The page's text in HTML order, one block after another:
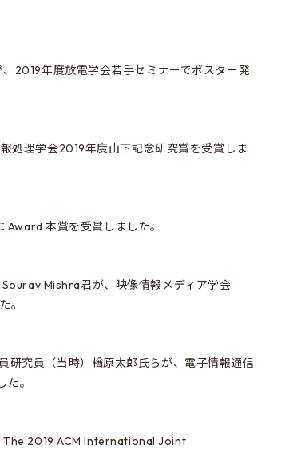
2019年度放電学会若手セミナーでポスター発
処理学会2019年度山下記念研究賞を受賞しま
本賞を受賞しました。
Mishra君が、映像情報メディア学会
。
研究員（当時）楢原太郎氏らが、電子情報通信
。
The 2019 ACM International Joint